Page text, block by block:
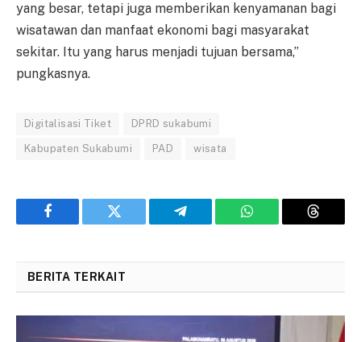
yang besar, tetapi juga memberikan kenyamanan bagi
wisatawan dan manfaat ekonomi bagi masyarakat
sekitar. Itu yang harus menjadi tujuan bersama,”
pungkasnya.
Digitalisasi Tiket DPRD sukabumi
Kabupaten Sukabumi PAD wisata
Facebook Twitter Telegram WhatsApp Threads
BERITA TERKAIT